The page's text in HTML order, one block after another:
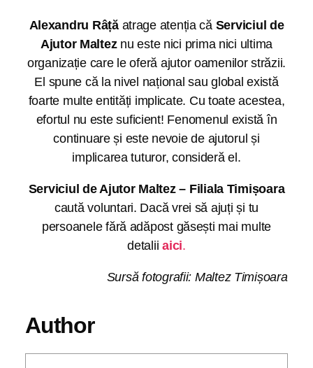
Alexandru Râțăatrage atenția că Serviciul de
Ajutor Malteznu este nici prima nici ultima
organizație care le oferă ajutor oamenilor străzii.
El spune că la nivel național sau global există
foarte multe entități implicate. Cu toate acestea,
efortul nu este suficient! Fenomenul există în
continuare și este nevoie de ajutorul și
implicarea tuturor, consideră el.
Serviciul de Ajutor Maltez – Filiala Timișoara
caută voluntari. Dacă vrei să ajuți și tu
persoanele fără adăpost găsești mai multe
detaliiaici.
Sursă fotografii: Maltez Timișoara
Author